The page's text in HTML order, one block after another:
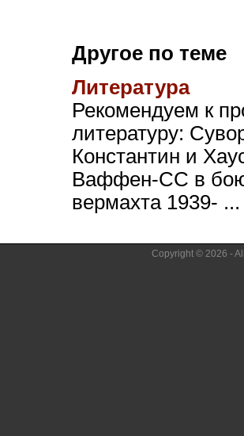
Другое по теме
Литература
Рекомендуем к
литературу:
Константин и
Ваффен-СС в
вермахта 1939- ...
Copyright © 2026 -